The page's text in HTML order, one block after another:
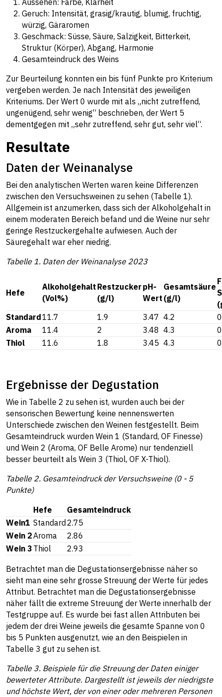
Geruch: Intensität, grasig/krautig, blumig, fruchtig,
würzig, Gäraromen
Geschmack: Süsse, Säure, Salzigkeit, Bitterkeit,
Struktur (Körper), Abgang, Harmonie
Gesamteindruck des Weins
Zur Beurteilung konnten ein bis fünf Punkte pro Kriterium
vergeben werden. Je nach Intensität des jeweiligen
Kriteriums. Der Wert 0 wurde mit als „nicht zutreffend,
ungenügend, sehr wenig“ beschrieben, der Wert 5
dementgegen mit „sehr zutreffend, sehr gut, sehr viel“.
Resultate
Daten der Weinanalyse
Bei den analytischen Werten waren keine Differenzen
zwischen den Versuchsweinen zu sehen (Tabelle 1).
Allgemein ist anzumerken, dass sich der Alkoholgehalt in
einem moderaten Bereich befand und die Weine nur sehr
geringe Restzuckergehalte aufwiesen. Auch der
Säuregehalt war eher niedrig.
Tabelle 1. Daten der Weinanalyse 2023
Hefe
Alkoholgehalt
(Vol%)
Restzucker
(g/l)
pH-
Wert
Gesamtsäure
(g/l)
Standard11.7 1.9 3.47 4.2
Aroma
11.4 2 3.48 4.3
Thiol
11.6 1.8 3.45 4.3
Ergebnisse der Degustation
Wie in Tabelle 2 zu sehen ist, wurden auch bei der
sensorischen Bewertung keine nennenswerten
Unterschiede zwischen den Weinen festgestellt. Beim
Gesamteindruck wurden Wein 1 (Standard, OF Finesse)
und Wein 2 (Aroma, OF Belle Arome) nur tendenziell
besser beurteilt als Wein 3 (Thiol, OF X-Thiol).
Tabelle 2. Gesamteindruck der Versuchsweine (0 - 5
Punkte)
Hefe
Gesamteindruck
Wein1 Standard2.75
Wein 2Aroma
2.86
Wein 3 Thiol 2.93
Betrachtet man die Degustationsergebnisse näher so
sieht man eine sehr grosse Streuung der Werte für jedes
Attribut. Betrachtet man die Degustationsergebnisse
näher fällt die extreme Streuung der Werte innerhalb der
Testgruppe auf. Es wurde bei fast allen Attributen bei
jedem der drei Weine jeweils die gesamte Spanne von 0
bis 5 Punkten ausgenutzt, wie an den Beispielen in
Tabelle 3 gut zu sehen ist.
Tabelle 3. Beispiele für die Streuung der Daten einiger
bewerteter Attribute. Dargestellt ist jeweils der niedrigste
und höchste Wert, der von einer oder mehreren Personen